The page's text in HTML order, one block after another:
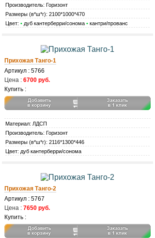
Производитель: Горизонт
Размеры (в*ш*г): 2100*1000*470
Цвет: • дуб кантерберри/сонома • кантри/прованс
Прихожая Танго-1
Артикул : 5766
Цена : 6700 руб.
Купить :
Материал: ЛДСП
Производитель: Горизонт
Размеры (в*ш*г): 2116*1300*446
Цвет: дуб кантерберри/сонома
Прихожая Танго-2
Артикул : 5767
Цена : 7650 руб.
Купить :